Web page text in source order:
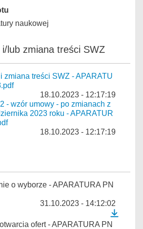
naukowej
lub zmiana treści SWZ
zmiana treści SWZ - APARATU
18.10.2023 - 12:17:19
- wzór umowy - po zmianach z
2023 roku - APARATUR
18.10.2023 - 12:17:19
o wyborze - APARATURA PN
31.10.2023 - 14:12:02
ofert - APARATURA PN